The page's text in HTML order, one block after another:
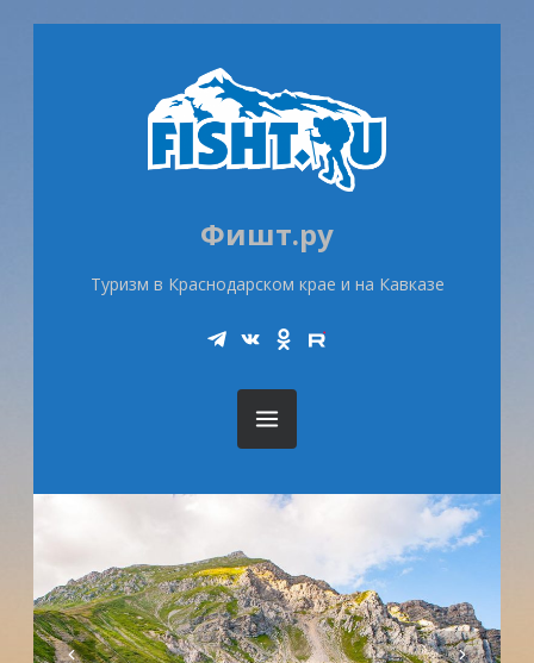
Фишт.ру
Туризм в Краснодарском крае и на Кавказе
Telegram
Vk Ok Rutube